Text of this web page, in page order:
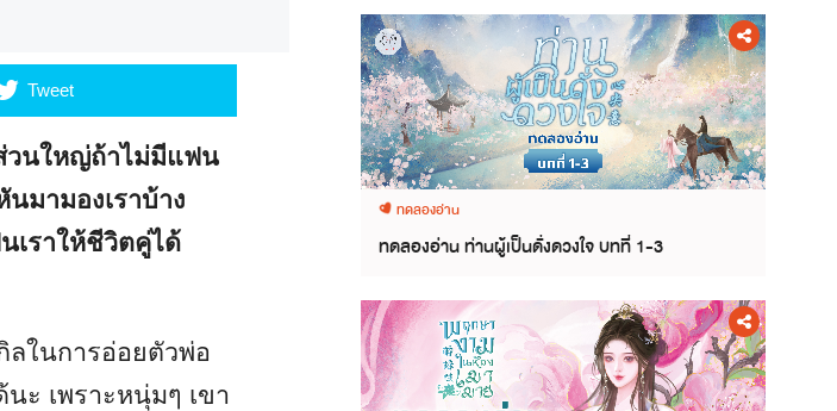
Tweet
วนใหญ่ถ้าไม่มีแฟน
มามองเราบ้าง
เราให้ชีวิตคู่ได้
ลในการอ่อยตัวพ่อ
ะ เพราะหนุ่มๆ เขา
ทดลองอ่าน
ทดลองอ่าน ท่านผู้เป็นดั่งดวงใจ บทที่ 1-3